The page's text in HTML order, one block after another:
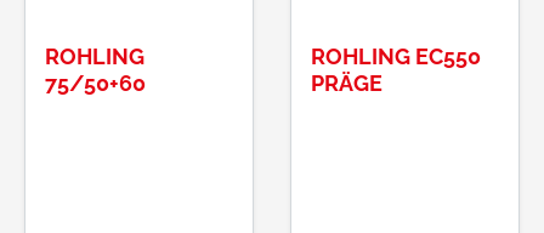
ROHLING
75/50+60
ROHLING EC550
PRÄGE